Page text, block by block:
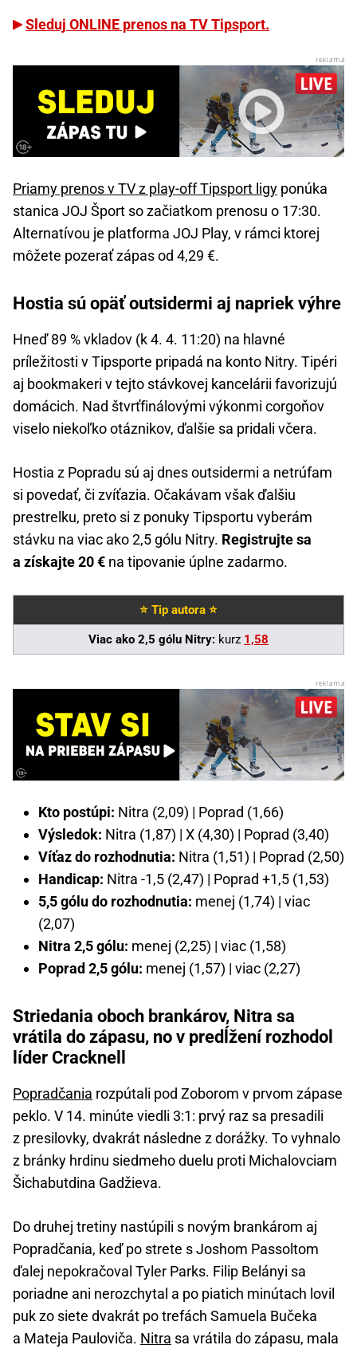
Sleduj ONLINE prenos na TV Tipsport.
Priamy prenos v TV z play-off Tipsport ligy ponúka
stanica JOJ Šport so začiatkom prenosu o 17:30.
Alternatívou je platforma JOJ Play, v rámci ktorej
môžete pozerať zápas od 4,29 €.
Hostia sú opäť outsidermi aj napriek výhre
Hneď 89 % vkladov (k 4. 4. 11:20) na hlavné
príležitosti v Tipsporte pripadá na konto Nitry. Tipéri
aj bookmakeri v tejto stávkovej kancelárii favorizujú
domácich. Nad štvrťfinálovými výkonmi corgoňov
viselo niekoľko otáznikov, ďalšie sa pridali včera.
Hostia z Popradu sú aj dnes outsidermi a netrúfam
si povedať, či zvíťazia. Očakávam však ďalšiu
prestrelku, preto si z ponuky Tipsportu vyberám
stávku na viac ako 2,5 gólu Nitry. Registrujte sa
a získajte 20 € na tipovanie úplne zadarmo.
⭐ Tip autora ⭐
Viac ako 2,5 gólu Nitry: kurz 1,58
Kto postúpi: Nitra (2,09) | Poprad (1,66)
Výsledok: Nitra (1,87) | X (4,30) | Poprad (3,40)
Víťaz do rozhodnutia: Nitra (1,51) | Poprad (2,50)
Handicap: Nitra -1,5 (2,47) | Poprad +1,5 (1,53)
5,5 gólu do rozhodnutia: menej (1,74) | viac
(2,07)
Nitra 2,5 gólu: menej (2,25) | viac (1,58)
Poprad 2,5 gólu: menej (1,57) | viac (2,27)
Striedania oboch brankárov, Nitra sa
vrátila do zápasu, no v predĺžení rozhodol
líder Cracknell
Popradčania rozpútali pod Zoborom v prvom zápase
peklo. V 14. minúte viedli 3:1: prvý raz sa presadili
z presilovky, dvakrát následne z dorážky. To vyhnalo
z bránky hrdinu siedmeho duelu proti Michalovciam
Šichabutdina Gadžieva.
Do druhej tretiny nastúpili s novým brankárom aj
Popradčania, keď po strete s Joshom Passoltom
ďalej nepokračoval Tyler Parks. Filip Belányi sa
poriadne ani nerozchytal a po piatich minútach lovil
puk zo siete dvakrát po trefách Samuela Bučeka
a Mateja Pauloviča. Nitra sa vrátila do zápasu, mala